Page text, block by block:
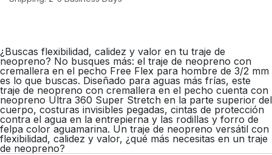
¿Buscas flexibilidad, calidez y valor en tu traje de
neopreno? No busques más: el traje de neopreno con
cremallera en el pecho Free Flex para hombre de 3/2 mm
es lo que buscas. Diseñado para aguas más frías, este
traje de neopreno con cremallera en el pecho cuenta con
neopreno Ultra 360 Super Stretch en la parte superior del
cuerpo, costuras invisibles pegadas, cintas de protección
contra el agua en la entrepierna y las rodillas y forro de
felpa color aguamarina. Un traje de neopreno versátil con
flexibilidad, calidez y valor, ¿qué más necesitas en un traje
de neopreno?